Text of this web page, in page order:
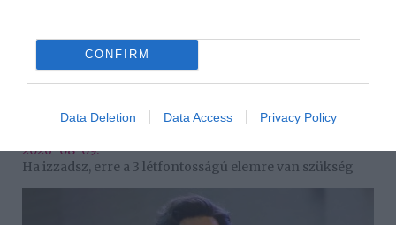
CONFIRM
Data Deletion Data Access Privacy Policy
2026-08-09.
Ha izzadsz, erre a 3 létfontosságú elemre van szükség